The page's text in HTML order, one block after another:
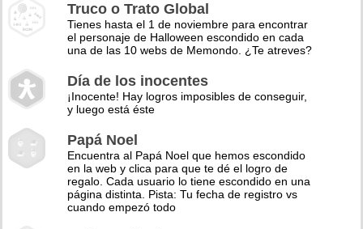
Truco o Trato Global
Tienes hasta el 1 de noviembre para encontrar
el personaje de Halloween escondido en cada
una de las 10 webs de Memondo. ¿Te atreves?
Día de los inocentes
¡Inocente! Hay logros imposibles de conseguir,
y luego está éste
Papá Noel
Encuentra al Papá Noel que hemos escondido
en la web y clica para que te dé el logro de
regalo. Cada usuario lo tiene escondido en una
página distinta. Pista: Tu fecha de registro vs
cuando empezó todo